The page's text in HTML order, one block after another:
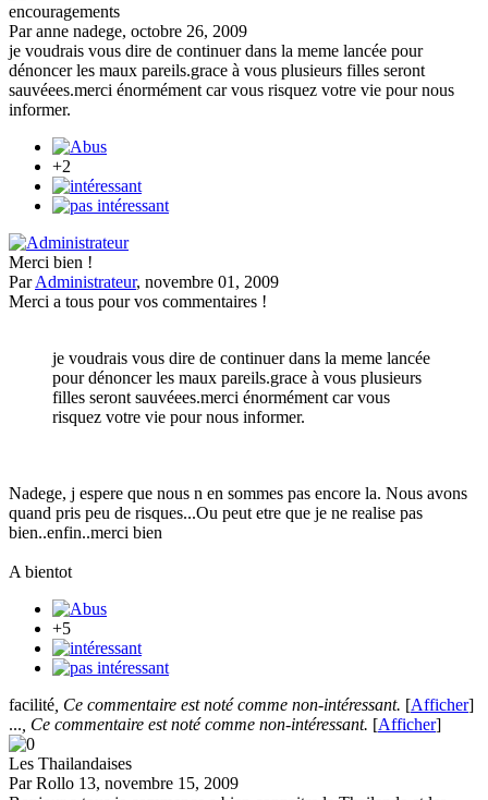
encouragements
Par anne nadege, octobre 26, 2009
je voudrais vous dire de continuer dans la meme lancée pour
dénoncer les maux pareils.grace à vous plusieurs filles seront
sauvéees.merci énormément car vous risquez votre vie pour nous
informer.
+2
Merci bien !
ParAdministrateur, novembre 01, 2009
Merci a tous pour vos commentaires !
je voudrais vous dire de continuer dans la meme lancée
pour dénoncer les maux pareils.grace à vous plusieurs
filles seront sauvéees.merci énormément car vous
risquez votre vie pour nous informer.
Nadege, j espere que nous n en sommes pas encore la. Nous avons
quand pris peu de risques...Ou peut etre que je ne realise pas
bien..enfin..merci bien
A bientot
+5
facilité , Ce commentaire est noté comme non-intéressant. [Afficher]
... , Ce commentaire est noté comme non-intéressant. [Afficher]
Les Thailandaises
Par Rollo 13, novembre 15, 2009